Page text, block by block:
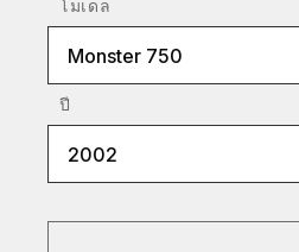
โมเดล
Monster 750
ปี
2002